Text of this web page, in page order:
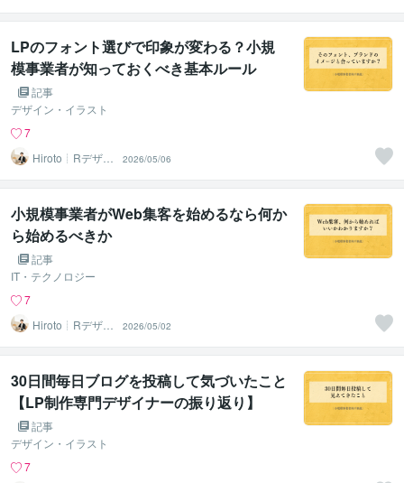
LPのフォント選びで印象が変わる？小規
模事業者が知っておくべき基本ルール
記事
デザイン・イラスト
7
Hiroto┊Rデザイ
ンスタジオ
2026/05/06
小規模事業者がWeb集客を始めるなら何か
ら始めるべきか
記事
IT・テクノロジー
7
Hiroto┊Rデザイ
ンスタジオ
2026/05/02
30日間毎日ブログを投稿して気づいたこと
【LP制作専門デザイナーの振り返り】
記事
デザイン・イラスト
7